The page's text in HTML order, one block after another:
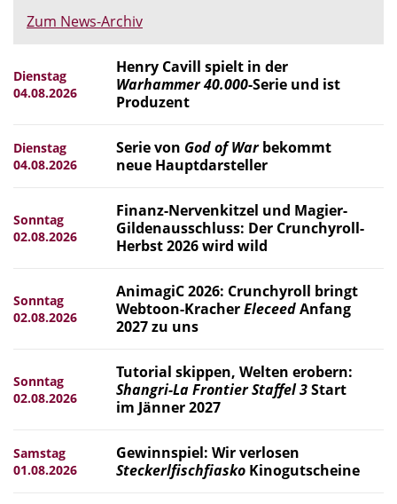
Zum News-Archiv
Dienstag
04.08.2026
Henry Cavill spielt in der
Warhammer 40.000-Serie und ist
Produzent
Dienstag
04.08.2026
Serie von God of Warbekommt
neue Hauptdarsteller
Sonntag
02.08.2026
Finanz-Nervenkitzel und Magier-
Gildenausschluss: Der Crunchyroll-
Herbst 2026 wird wild
Sonntag
02.08.2026
AnimagiC 2026: Crunchyroll bringt
Webtoon-KracherEleceedAnfang
2027 zu uns
Sonntag
02.08.2026
Tutorial skippen, Welten erobern:
Shangri-La Frontier Staffel 3Start
im Jänner 2027
Samstag
01.08.2026
Gewinnspiel: Wir verlosen
Steckerlfischfiasko Kinogutscheine